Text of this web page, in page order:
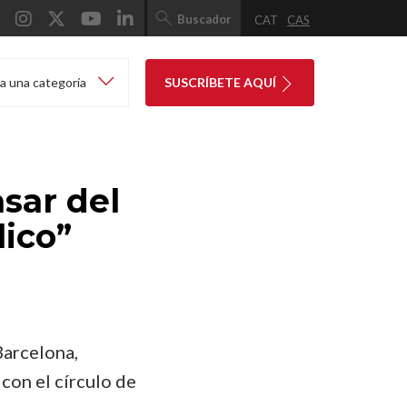
Buscador CAT CAS
una categoría SUSCRÍBETE AQUÍ
del
el círculo de